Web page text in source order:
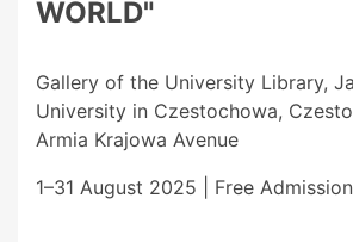
WORLD"
Gallery of the University Library,
University in Czestochowa,
Armia Krajowa Avenue
1–31 August 2025 | Free Admission